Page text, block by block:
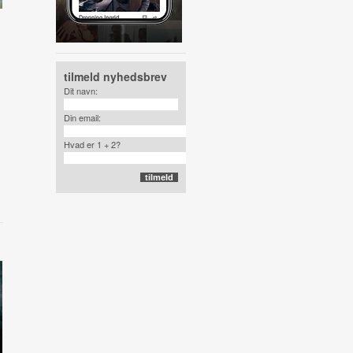
tilmeld nyhedsbrev
Dit navn:
Din email:
Hvad er 1 + 2?